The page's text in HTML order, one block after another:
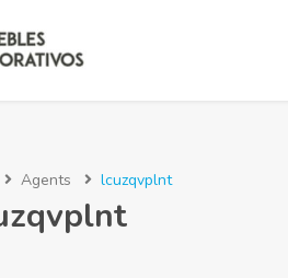
Agents lcuzqvplnt